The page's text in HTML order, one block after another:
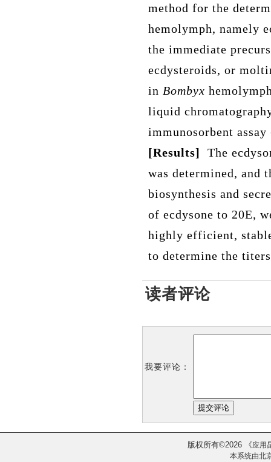
method for the
hemolymph, namely
the immediate
ecdysteroids, or
in Bombyx
liquid
immunosorbent assay
[Results]
The
was determined, and
biosynthesis and
of ecdysone to 20E,
highly efficient,
to determine the
读者评论
我要评论：
版权所有©2026 《应用
本系统由北